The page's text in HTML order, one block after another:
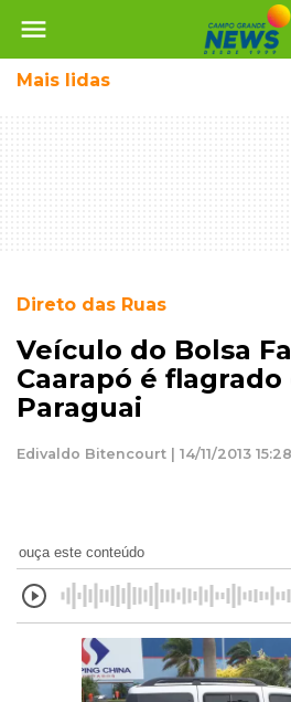
menu
Mais lidas
Direto das Ruas
Veículo do Bolsa
Caarapó é
Paraguai
Edivaldo Bitencourt | 14/11/2013 15:28
ouça este conteúdo